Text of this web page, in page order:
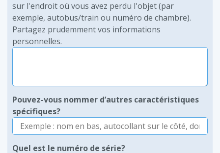
sur l'endroit où vous avez perdu l'objet (par
exemple, autobus/train ou numéro de chambre).
Partagez prudemment vos informations
personnelles.
Pouvez-vous nommer d’autres caractéristiques
spécifiques?
Quel est le numéro de série?